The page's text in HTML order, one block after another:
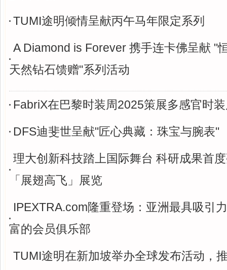
TUMI途明倾情呈献丙午马年限定系列
A Diamond is Forever 携手连卡佛呈献 "
天然钻石馈赠"系列活动
FabriX在巴黎时装周2025策展多感官时
DFS迪斐世呈献"匠心典藏：珠宝与腕表"
理大创新科技踏上国际舞台 科研成果首
「展翅高飞」展览
IPEXTRA.com隆重登场：亚洲最具吸引
富的会员俱乐部
TUMI途明在新加坡举办全球发布活动，